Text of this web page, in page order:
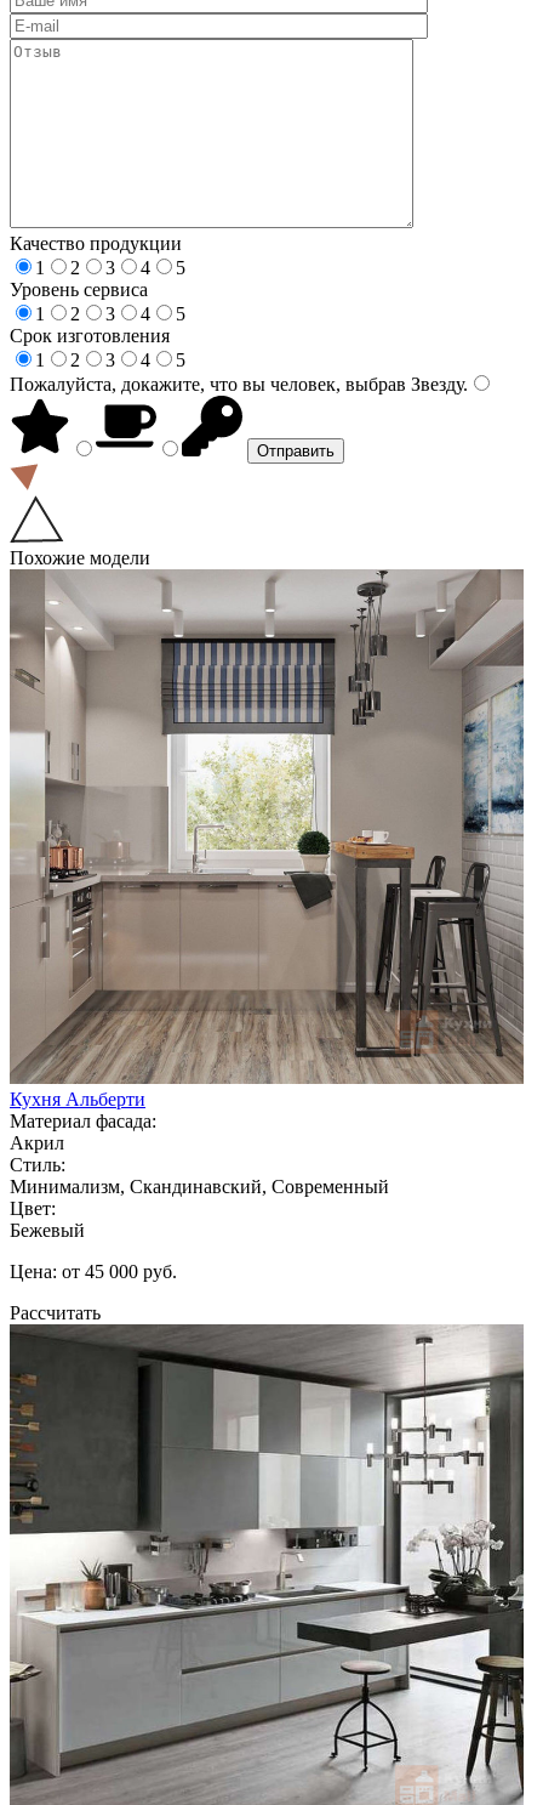
Качество продукции
1
2 3 4
5
Уровень сервиса
1
2 3 4
5
Срок изготовления
1
2 3 4
5
Пожалуйста, докажите, что вы человек, выбрав Звезду.
Похожие модели
Кухня Альберти
Материал фасада:
Акрил
Стиль:
Минимализм, Скандинавский, Современный
Цвет:
Бежевый
Цена: от 45 000 руб.
Рассчитать